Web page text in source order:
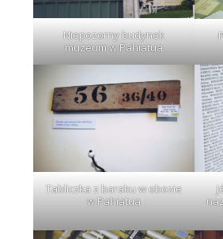
Niepozorny budynek
muzeum w Pahiatua
Tabliczka z baraku w obozie
w Pahiatua